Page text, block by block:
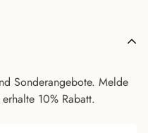
Sonderangebote. Melde
10% Rabatt.